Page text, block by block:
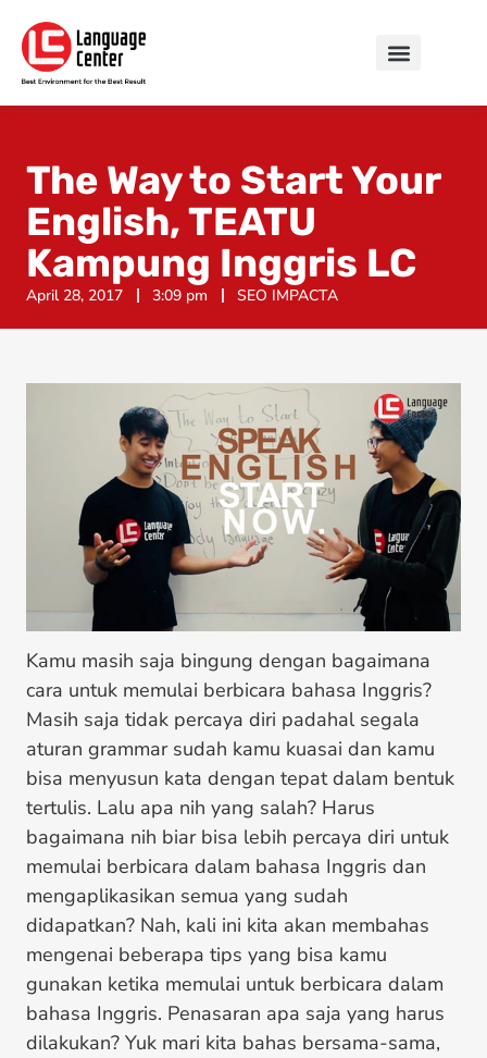
The Way to Start Your
English, TEATU
Kampung Inggris LC
April 28, 2017 3:09 pm SEO IMPACTA
Kamu masih saja bingung dengan bagaimana
cara untuk memulai berbicara bahasa Inggris?
Masih saja tidak percaya diri padahal segala
aturan grammar sudah kamu kuasai dan kamu
bisa menyusun kata dengan tepat dalam bentuk
tertulis. Lalu apa nih yang salah? Harus
bagaimana nih biar bisa lebih percaya diri untuk
memulai berbicara dalam bahasa Inggris dan
mengaplikasikan semua yang sudah
didapatkan? Nah, kali ini kita akan membahas
mengenai beberapa tips yang bisa kamu
gunakan ketika memulai untuk berbicara dalam
bahasa Inggris. Penasaran apa saja yang harus
dilakukan? Yuk mari kita bahas bersama-sama,